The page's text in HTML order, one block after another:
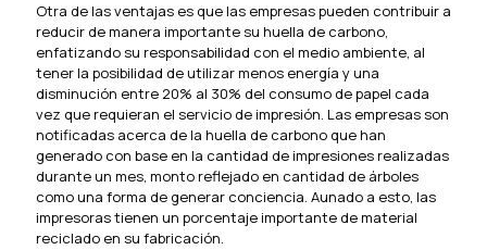
Otra de las ventajas es que las empresas pueden contribuir a
reducir de manera importante su huella de carbono,
enfatizando su responsabilidad con el medio ambiente, al
tener la posibilidad de utilizar menos energía y una
disminución entre 20% al 30% del consumo de papel cada
vez que requieran el servicio de impresión. Las empresas son
notificadas acerca de la huella de carbono que han
generado con base en la cantidad de impresiones realizadas
durante un mes, monto reflejado en cantidad de árboles
como una forma de generar conciencia. Aunado a esto, las
impresoras tienen un porcentaje importante de material
reciclado en su fabricación.